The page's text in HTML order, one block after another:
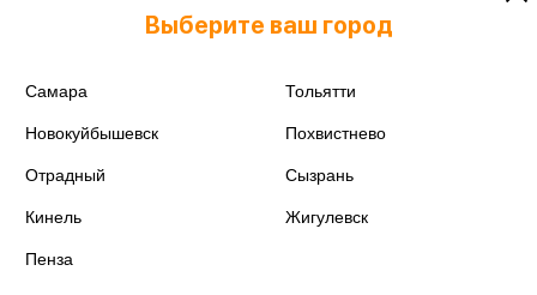
Год изданияВыберите ваш город
Самара Тольятти
Новокуйбышевск Похвистнево
Отрадный Сызрань
Кинель Жигулевск
Пенза